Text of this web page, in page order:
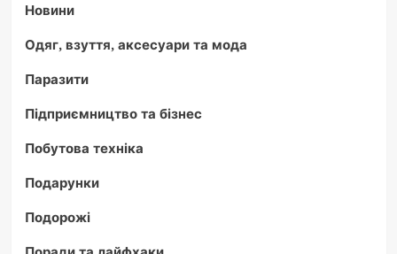
Новини
Одяг, взуття, аксесуари та мода
Паразити
Підприємництво та бізнес
Побутова техніка
Подарунки
Подорожі